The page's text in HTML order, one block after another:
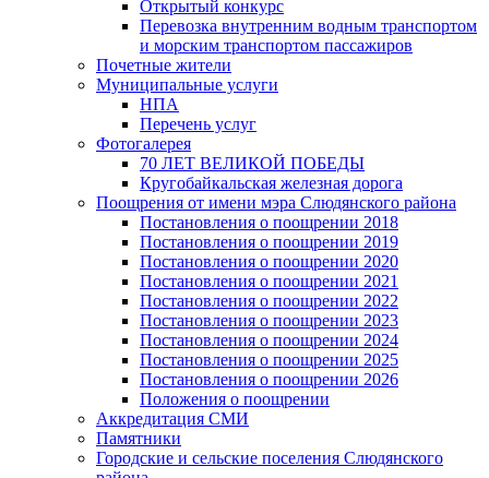
Открытый конкурс
Перевозка внутренним водным транспортом
и морским транспортом пассажиров
Почетные жители
Муниципальные услуги
НПА
Перечень услуг
Фотогалерея
70 ЛЕТ ВЕЛИКОЙ ПОБЕДЫ
Кругобайкальская железная дорога
Поощрения от имени мэра Слюдянского района
Постановления о поощрении 2018
Постановления о поощрении 2019
Постановления о поощрении 2020
Постановления о поощрении 2021
Постановления о поощрении 2022
Постановления о поощрении 2023
Постановления о поощрении 2024
Постановления о поощрении 2025
Постановления о поощрении 2026
Положения о поощрении
Аккредитация СМИ
Памятники
Городские и сельские поселения Слюдянского